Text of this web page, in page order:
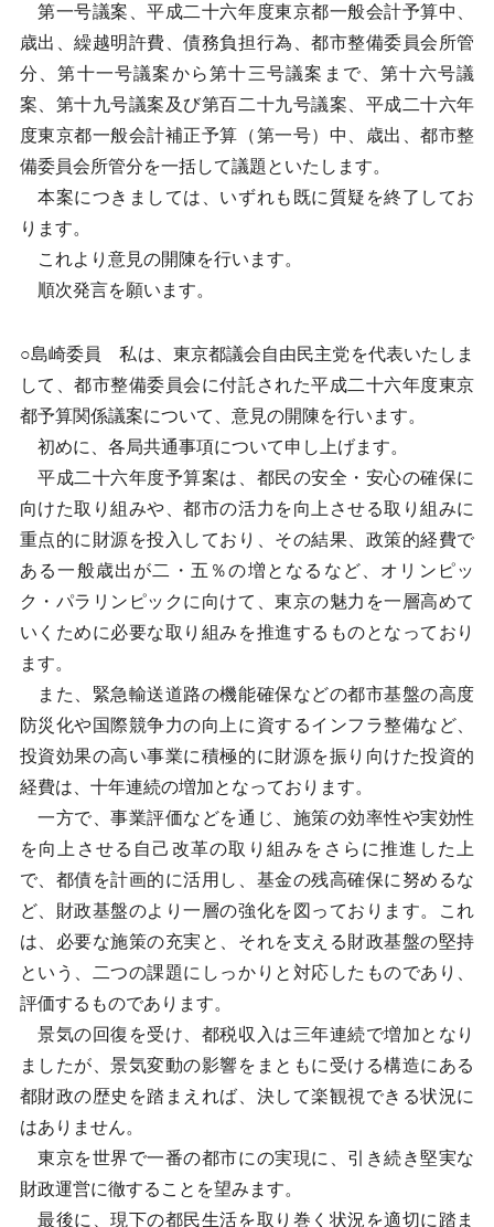
第一号議案、平成二十六年度東京都一般会計予算中、
歳出、繰越明許費、債務負担行為、都市整備委員会所管
分、第十一号議案から第十三号議案まで、第十六号議
案、第十九号議案及び第百二十九号議案、平成二十六年
度東京都一般会計補正予算（第一号）中、歳出、都市整
備委員会所管分を一括して議題といたします。
本案につきましては、いずれも既に質疑を終了してお
ります。
これより意見の開陳を行います。
順次発言を願います。
○島崎委員 私は、東京都議会自由民主党を代表いたしま
して、都市整備委員会に付託された平成二十六年度東京
都予算関係議案について、意見の開陳を行います。
初めに、各局共通事項について申し上げます。
平成二十六年度予算案は、都民の安全・安心の確保に
向けた取り組みや、都市の活力を向上させる取り組みに
重点的に財源を投入しており、その結果、政策的経費で
ある一般歳出が二・五％の増となるなど、オリンピッ
ク・パラリンピックに向けて、東京の魅力を一層高めて
いくために必要な取り組みを推進するものとなっており
ます。
また、緊急輸送道路の機能確保などの都市基盤の高度
防災化や国際競争力の向上に資するインフラ整備など、
投資効果の高い事業に積極的に財源を振り向けた投資的
経費は、十年連続の増加となっております。
一方で、事業評価などを通じ、施策の効率性や実効性
を向上させる自己改革の取り組みをさらに推進した上
で、都債を計画的に活用し、基金の残高確保に努めるな
ど、財政基盤のより一層の強化を図っております。これ
は、必要な施策の充実と、それを支える財政基盤の堅持
という、二つの課題にしっかりと対応したものであり、
評価するものであります。
景気の回復を受け、都税収入は三年連続で増加となり
ましたが、景気変動の影響をまともに受ける構造にある
都財政の歴史を踏まえれば、決して楽観視できる状況に
はありません。
東京を世界で一番の都市にの実現に、引き続き堅実な
財政運営に徹することを望みます。
最後に、現下の都民生活を取り巻く状況を適切に踏ま